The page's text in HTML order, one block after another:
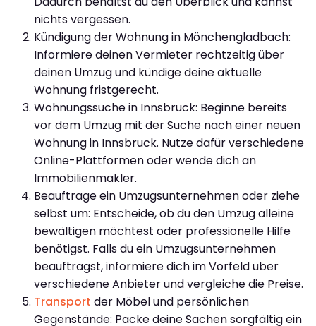
nichts vergessen.
Kündigung der Wohnung in Mönchengladbach:
Informiere deinen Vermieter rechtzeitig über
deinen Umzug und kündige deine aktuelle
Wohnung fristgerecht.
Wohnungssuche in Innsbruck: Beginne bereits
vor dem Umzug mit der Suche nach einer neuen
Wohnung in Innsbruck. Nutze dafür verschiedene
Online-Plattformen oder wende dich an
Immobilienmakler.
Beauftrage ein Umzugsunternehmen oder ziehe
selbst um: Entscheide, ob du den Umzug alleine
bewältigen möchtest oder professionelle Hilfe
benötigst. Falls du ein Umzugsunternehmen
beauftragst, informiere dich im Vorfeld über
verschiedene Anbieter und vergleiche die Preise.
Transport der Möbel und persönlichen
Gegenstände: Packe deine Sachen sorgfältig ein